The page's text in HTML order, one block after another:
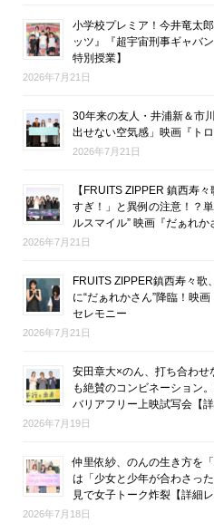
小学校プレミア！今井竜太
ッツ』『超宇宙刑事ギャバ
特別授業】
2026年7月21日
30年来の友人・井浦新＆市
出せない空気感」映画『ト
2026年7月21日
【FRUITS ZIPPER 鎮西寿
すぎ！」と異例の注意！？
ルスマイル” 映画『だぁれ
2026年7月21日
FRUITS ZIPPER鎮西寿々歌
に“だぁれかさん”降臨！映
セレモニー
2026年7月21日
安田章大×のん、打ち合わせ
も絶賛のコンビネーション
バリアフリー上映試写会【詳
2026年7月19日
仲里依紗、のんの生き方を
は「少女と少年が合わさっ
見で女子トーク炸裂【詳細レ
2026年7月18日